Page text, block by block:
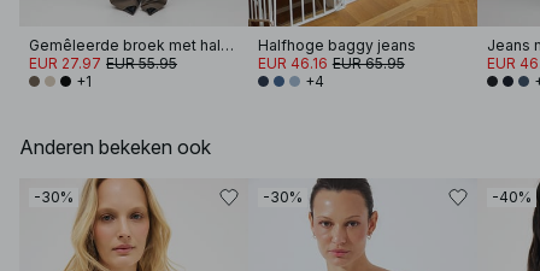
Gemêleerde broek met halfhoge taille
EUR 27.97 EUR 55.95
+1
Halfhoge baggy jeans
EUR 46.16 EUR 65.95
+4
Jeans
EUR
Anderen bekeken ook
-30% -30% -40%